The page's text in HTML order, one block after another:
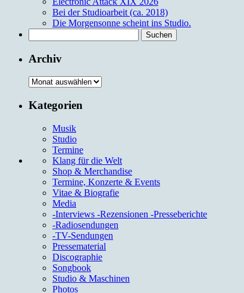
Bei der Studioarbeit (ca. 2018)
Die Morgensonne scheint ins Studio.
nach:
Archiv
Archiv
Kategorien
Musik
Studio
Termine
Klang für die Welt
Shop & Merchandise
Termine, Konzerte & Events
Vitae & Biografie
Media
-Interviews -Rezensionen -Presseberichte
-Radiosendungen
-TV-Sendungen
Pressematerial
Discographie
Songbook
Studio & Maschinen
Photos